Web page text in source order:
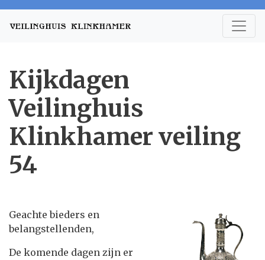
Kijkdagen
Veilinghuis
Klinkhamer veiling
54
Geachte bieders en
belangstellenden,
De komende dagen zijn er